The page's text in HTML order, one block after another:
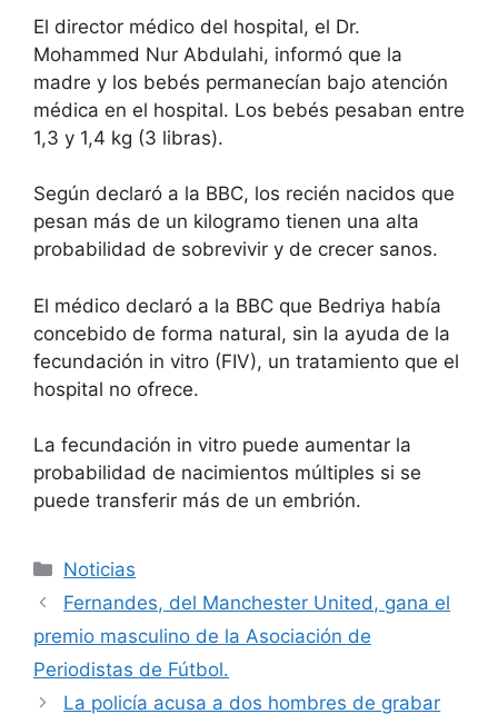
El director médico del hospital, el Dr.
Mohammed Nur Abdulahi, informó que la
madre y los bebés permanecían bajo atención
médica en el hospital. Los bebés pesaban entre
1,3 y 1,4 kg (3 libras).
Según declaró a la BBC, los recién nacidos que
pesan más de un kilogramo tienen una alta
probabilidad de sobrevivir y de crecer sanos.
El médico declaró a la BBC que Bedriya había
concebido de forma natural, sin la ayuda de la
fecundación in vitro (FIV), un tratamiento que el
hospital no ofrece.
La fecundación in vitro puede aumentar la
probabilidad de nacimientos múltiples si se
puede transferir más de un embrión.
Categorías
Noticias
Fernandes, del Manchester United, gana el
premio masculino de la Asociación de
Periodistas de Fútbol.
La policía acusa a dos hombres de grabar